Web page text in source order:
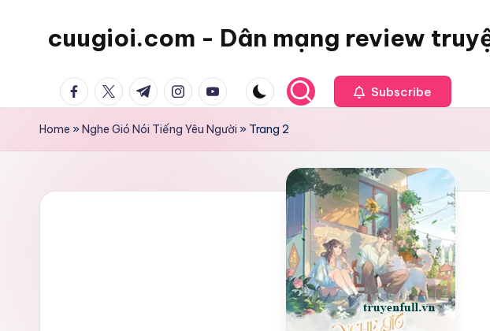
cuugioi.com - Dân mạng review
facebook.com
twitter.com
t.me instagram.com
youtube.com Subscribe
Home »Nghe Gió Nói Tiếng Yêu Người » Trang 2